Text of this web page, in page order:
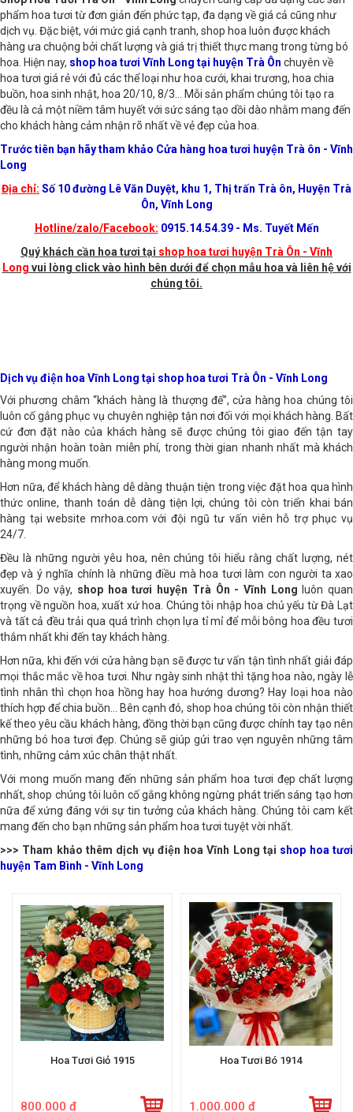
Shop Hoa Tươi Trà Ôn - Vĩnh Long chuyên cung cấp đa dạng các sản
phẩm hoa tươi từ đơn giản đến phức tạp, đa dạng về giá cả cũng như
dịch vụ. Đặc biệt, với mức giá cạnh tranh, shop hoa luôn được khách
hàng ưa chuộng bởi chất lượng và giá trị thiết thực mang trong từng bó
hoa. Hiện nay, shop hoa tươi Vĩnh Long tại huyện Trà Ôn
chuyên về
hoa tươi giá rẻ với đủ các thể loại như hoa cưới, khai trương, hoa chia
buồn, hoa sinh nhật, hoa 20/10, 8/3… Mỗi sản phẩm chúng tôi tạo ra
đều là cả một niềm tâm huyết với sức sáng tạo dồi dào nhằm mang đến
cho khách hàng cảm nhận rõ nhất về vẻ đẹp của hoa.
Trước tiên bạn hãy tham khảo Cửa hàng hoa tươi huyện Trà ôn - Vĩnh
Long
Địa chỉ:
Số 10 đường Lê Văn Duyệt, khu 1, Thị trấn Trà ôn, Huyện Trà
Ôn, Vĩnh Long
Hotline/zalo/Facebook:
0915.14.54.39 - Ms. Tuyết Mến
Quý khách cần hoa tươi tạishop hoa tươi huyện Trà Ôn - Vĩnh
Longvui lòng click vào hình bên dưới để chọn mẫu hoa và liên hệ với
chúng tôi.
Dịch vụ điện hoa Vĩnh Long tại shop hoa tươi Trà Ôn - Vĩnh Long
Với phương châm “khách hàng là thượng đế”, cửa hàng hoa chúng tôi
luôn cố gắng phục vụ chuyên nghiệp tận nơi đối với mọi khách hàng. Bất
cứ đơn đặt nào của khách hàng sẽ được chúng tôi giao đến tận tay
người nhận hoàn toàn miễn phí, trong thời gian nhanh nhất mà khách
hàng mong muốn.
Hơn nữa, để khách hàng dễ dàng thuận tiện trong việc đặt hoa qua hình
thức online, thanh toán dễ dàng tiện lợi, chúng tôi còn triển khai bán
hàng tại website mrhoa.com với đội ngũ tư vấn viên hỗ trợ phục vụ
Đều là những người yêu hoa, nên chúng tôi hiểu rằng chất lượng, nét
đẹp và ý nghĩa chính là những điều mà hoa tươi làm con người ta xao
xuyến. Do vậy, shop hoa tươi huyện Trà Ôn - Vĩnh Longluôn quan
trọng về nguồn hoa, xuất xứ hoa. Chúng tôi nhập hoa chủ yếu từ Đà Lạt
và tất cả đều trải qua quá trình chọn lựa tỉ mỉ để mỗi bông hoa đều tươi
thắm nhất khi đến tay khách hàng.
Hơn nữa, khi đến với cửa hàng bạn sẽ được tư vấn tận tình nhất giải đáp
mọi thắc mắc về hoa tươi. Như ngày sinh nhật thì tặng hoa nào, ngày lễ
tình nhân thì chọn hoa hồng hay hoa hướng dương? Hay loại hoa nào
thích hợp để chia buồn… Bên cạnh đó, shop hoa chúng tôi còn nhận thiết
kế theo yêu cầu khách hàng, đồng thời bạn cũng được chính tay tạo nên
những bó hoa tươi đẹp. Chúng sẽ giúp gửi trao vẹn nguyên những tâm
tình, những cảm xúc chân thật nhất.
Với mong muốn mang đến những sản phẩm hoa tươi đẹp chất lượng
nhất, shop chúng tôi luôn cố gắng không ngừng phát triển sáng tạo hơn
nữa để xứng đáng với sự tin tưởng của khách hàng. Chúng tôi cam kết
mang đến cho bạn những sản phẩm hoa tươi tuyệt vời nhất.
>>> Tham khảo thêm dịch vụ điện hoa Vĩnh Long tại
shop hoa tươi
huyện Tam Bình - Vĩnh Long